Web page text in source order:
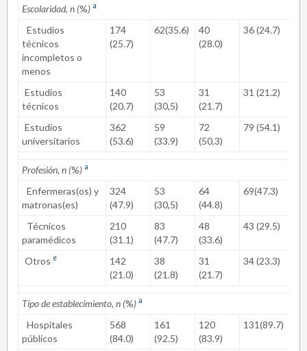
Escolaridad, n (%) a
Estudios
técnicos
incompletos o
menos
174
(25.7)
62(35.6)
40
(28.0)
36 (24.7)
Estudios
técnicos
140
(20.7)
53
(30,5)
31
(21.7)
31 (21.2)
Estudios
universitarios
362
(53.6)
59
(33.9)
72
(50,3)
79 (54.1)
Profesión, n (%) a
Enfermeras(os) y
matronas(es)
324
(47.9)
53
(30,5)
64
(44.8)
69(47.3)
Técnicos
paramédicos
210
(31.1)
83
(47.7)
48
(33.6)
43 (29.5)
Otros e
142
(21.0)
38
(21.8)
31
(21.7)
34 (23.3)
Tipo de establecimiento, n (%) a
Hospitales
públicos
568
(84.0)
161
(92.5)
120
(83.9)
131(89.7)